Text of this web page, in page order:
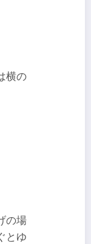
横の
の場
とゆ